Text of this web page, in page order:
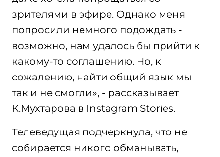
зрителями в эфире. Однако меня
попросили немного подождать -
возможно, нам удалось бы прийти к
какому-то соглашению. Но, к
сожалению, найти общий язык мы
так и не смогли», - рассказывает
К.Мухтарова в Instagram Stories.
Телеведущая подчеркнула, что не
собирается никого обманывать,